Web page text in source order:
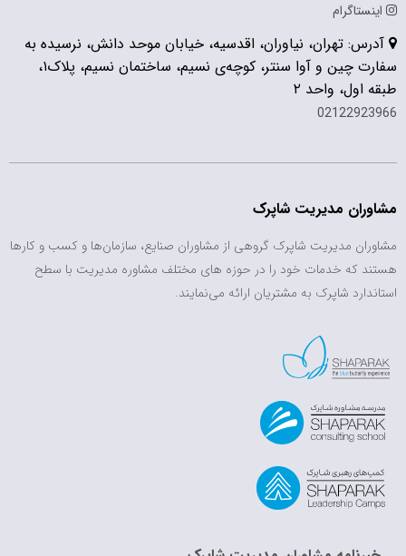
اینستاگرام
آدرس: تهران، نیاوران، اقدسیه، خیابان موحد دانش، نرسیده به
سفارت چین و آوا سنتر، کوچه‌ی نسیم، ساختمان نسیم، پلاک۱،
طبقه اول، واحد ۲
02122923966
مشاوران مدیریت شاپرک
مشاوران مدیریت شاپرک گروهی از مشاوران صنایع، سازمان‌ها و کسب و کارها
هستند که خدمات خود را در حوزه های مختلف مشاوره مدیریت با سطح
استاندارد شاپرک به مشتریان ارائه می‌نمایند.